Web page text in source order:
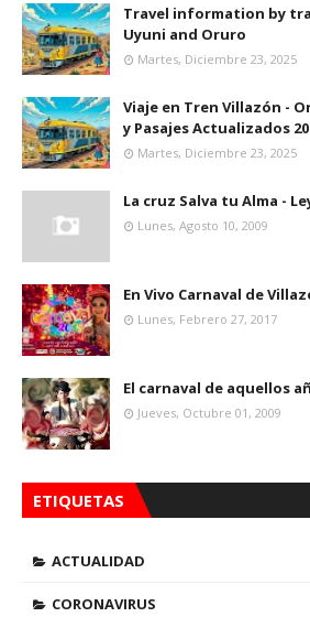
Travel information by
Uyuni and Oruro
Martes, Diciembre 23, 2025
Viaje en Tren Villazón -
y Pasajes Actualizados
Martes, Diciembre 23, 2025
La cruz Salva tu Alma -
Lunes, Agosto 10, 2009
En Vivo Carnaval de
Lunes, Febrero 27, 2017
El carnaval de aquellos
Jueves, Octubre 01, 2009
ETIQUETAS
ACTUALIDAD
CORONAVIRUS